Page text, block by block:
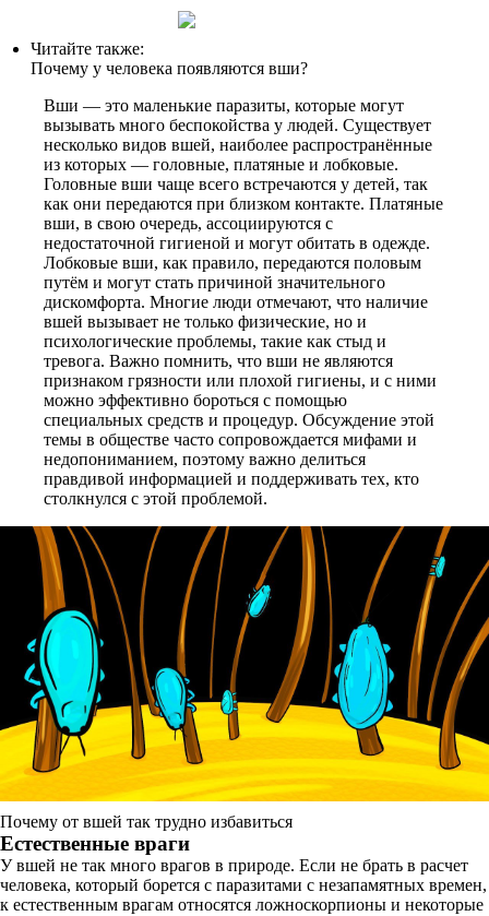
Читайте также:
Почему у человека появляются вши?
Вши — это маленькие паразиты, которые могут
вызывать много беспокойства у людей. Существует
несколько видов вшей, наиболее распространённые
из которых — головные, платяные и лобковые.
Головные вши чаще всего встречаются у детей, так
как они передаются при близком контакте. Платяные
вши, в свою очередь, ассоциируются с
недостаточной гигиеной и могут обитать в одежде.
Лобковые вши, как правило, передаются половым
путём и могут стать причиной значительного
дискомфорта. Многие люди отмечают, что наличие
вшей вызывает не только физические, но и
психологические проблемы, такие как стыд и
тревога. Важно помнить, что вши не являются
признаком грязности или плохой гигиены, и с ними
можно эффективно бороться с помощью
специальных средств и процедур. Обсуждение этой
темы в обществе часто сопровождается мифами и
недопониманием, поэтому важно делиться
правдивой информацией и поддерживать тех, кто
столкнулся с этой проблемой.
Почему от вшей так трудно избавиться
Естественные враги
У вшей не так много врагов в природе. Если не брать в расчет
человека, который борется с паразитами с незапамятных времен,
к естественным врагам относятся ложноскорпионы и некоторые